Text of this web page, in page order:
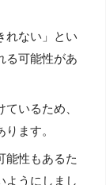
れない」とい
る可能性があ
いるため、
ます。
能性もあるた
ようにしまし